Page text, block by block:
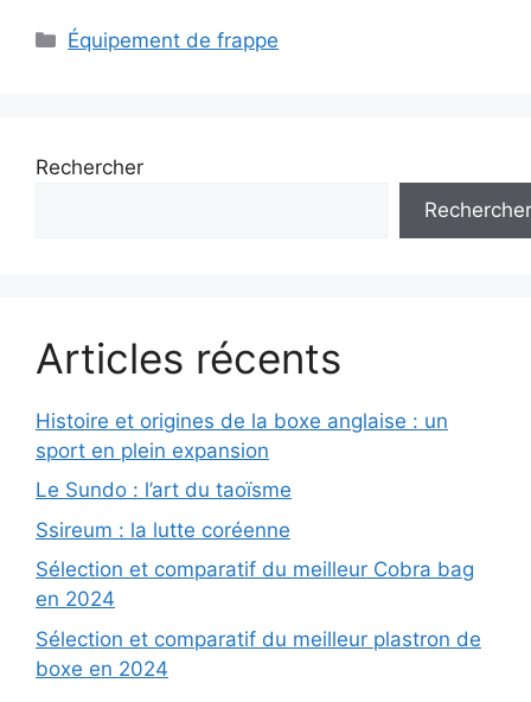
Catégories
Équipement de frappe
Rechercher
Rechercher
Articles récents
Histoire et origines de la boxe anglaise : un
sport en plein expansion
Le Sundo : l’art du taoïsme
Ssireum : la lutte coréenne
Sélection et comparatif du meilleur Cobra bag
en 2024
Sélection et comparatif du meilleur plastron de
boxe en 2024